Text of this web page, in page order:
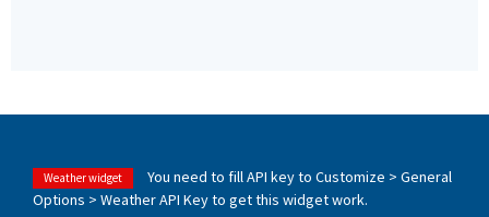
Weather widget
You need to fill API key to Customize > General
Options > Weather API Key to get this widget work.